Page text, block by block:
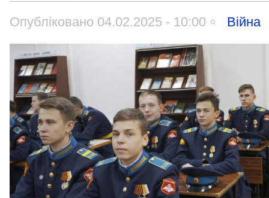
Опубліковано 04.02.2025 - 10:00 Війна